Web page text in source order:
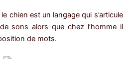
chien est un langage qui s’articule
sons alors que chez l’homme il
de mots.